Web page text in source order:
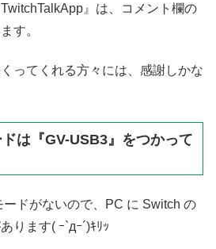
』は、コメント欄の
す。
ってくれる方々には、感謝しかな
は『GV-USB3』をつかって
ドがないので、PC に Switch の
ります( ｰ`дｰ´)ｷﾘｯ